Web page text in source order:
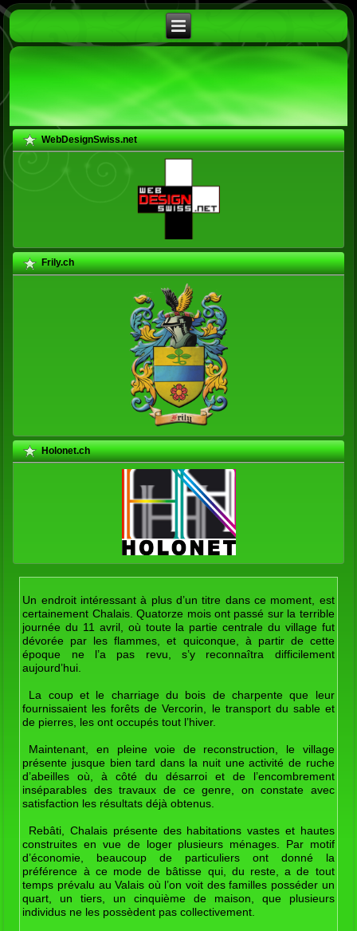
WebDesignSwiss.net
Frily.ch
Holonet.ch
Un endroit intéressant à plus d’un titre dans ce moment, est
certainement Chalais. Quatorze mois ont passé sur la terrible
journée du 11 avril, où toute la partie centrale du village fut
dévorée par les flammes, et quiconque, à partir de cette
époque ne l’a pas revu, s’y reconnaîtra difficilement
aujourd’hui.
La coup et le charriage du bois de charpente que leur
fournissaient les forêts de Vercorin, le transport du sable et
de pierres, les ont occupés tout l’hiver.
Maintenant, en pleine voie de reconstruction, le village
présente jusque bien tard dans la nuit une activité de ruche
d’abeilles où, à côté du désarroi et de l’encombrement
inséparables des travaux de ce genre, on constate avec
satisfaction les résultats déjà obtenus.
Rebâti, Chalais présente des habitations vastes et hautes
construites en vue de loger plusieurs ménages. Par motif
d’économie, beaucoup de particuliers ont donné la
préférence à ce mode de bâtisse qui, du reste, a de tout
temps prévalu au Valais où l’on voit des familles posséder un
quart, un tiers, un cinquième de maison, que plusieurs
individus ne les possèdent pas collectivement.